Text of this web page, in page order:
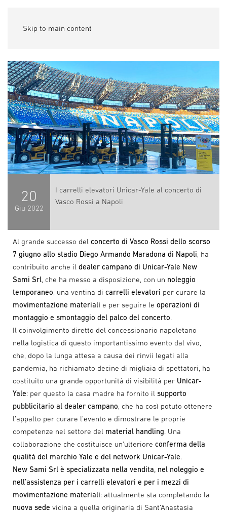
Skip to main content
20
Giu 2022
I carrelli elevatori Unicar-Yale al concerto di
Vasco Rossi a Napoli
Al grande successo del concerto di Vasco Rossi dello scorso
7 giugno allo stadio Diego Armando Maradona di Napoli , ha
contribuito anche il dealer campano di Unicar-Yale New
Sami Srl , che ha messo a disposizione, con un noleggio
temporaneo , una ventina di carrelli elevatori per curare la
movimentazione materiali e per seguire le operazioni di
montaggio e smontaggio del palco del concerto.
Il coinvolgimento diretto del concessionario napoletano
nella logistica di questo importantissimo evento dal vivo,
che, dopo la lunga attesa a causa dei rinvii legati alla
pandemia, ha richiamato decine di migliaia di spettatori, ha
costituito una grande opportunità di visibilità per Unicar-
Yale: per questo la casa madre ha fornito il supporto
pubblicitario al dealer campano , che ha così potuto ottenere
l’appalto per curare l’evento e dimostrare le proprie
competenze nel settore del material handling. Una
collaborazione che costituisce un’ulteriore conferma della
qualità del marchio Yale e del network Unicar-Yale.
New Sami Srl è specializzata nella vendita, nel noleggio e
nell’assistenza per i carrelli elevatori e per i mezzi di
movimentazione materiali: attualmente sta completando la
nuova sede vicina a quella originaria di Sant’Anastasia